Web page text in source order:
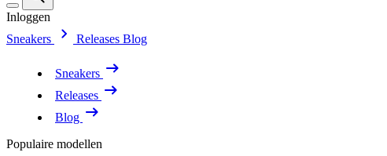
Inloggen
Sneakers
Releases Blog
Sneakers
Releases
Blog
Populaire modellen